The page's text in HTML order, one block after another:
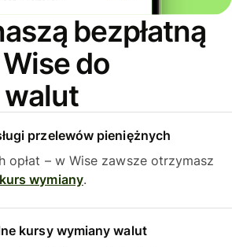
bezpłatną
do
przelewów pieniężnych
opłat – w Wise zawsze otrzymasz
wymiany.
kursy wymiany walut